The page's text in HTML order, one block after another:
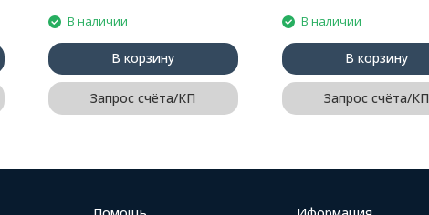
В наличии
В корзину
Запрос счёта/КП
В наличии
В корзину
Запрос счёта/КП